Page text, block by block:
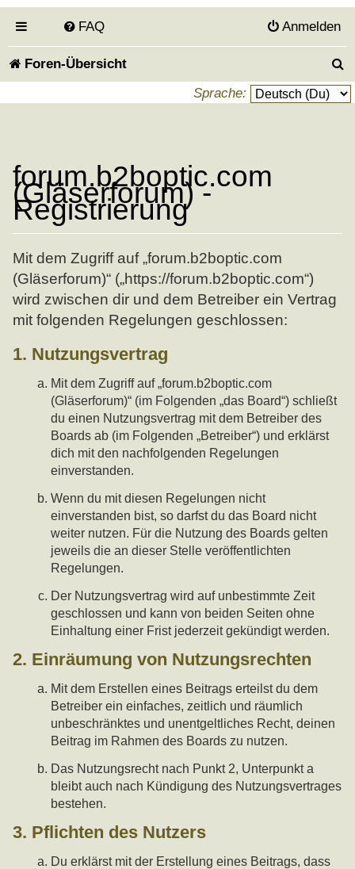
FAQ Anmelden
Foren-Übersicht
u
Sprache:
forum.b2boptic.com
(Gläserforum) -
Registrierung
Mit dem Zugriff auf „forum.b2boptic.com
(Gläserforum)“ („https://forum.b2boptic.com“)
wird zwischen dir und dem Betreiber ein Vertrag
mit folgenden Regelungen geschlossen:
1. Nutzungsvertrag
Mit dem Zugriff auf „forum.b2boptic.com
(Gläserforum)“ (im Folgenden „das Board“) schließt
du einen Nutzungsvertrag mit dem Betreiber des
Boards ab (im Folgenden „Betreiber“) und erklärst
dich mit den nachfolgenden Regelungen
einverstanden.
Wenn du mit diesen Regelungen nicht
einverstanden bist, so darfst du das Board nicht
weiter nutzen. Für die Nutzung des Boards gelten
jeweils die an dieser Stelle veröffentlichten
Regelungen.
Der Nutzungsvertrag wird auf unbestimmte Zeit
geschlossen und kann von beiden Seiten ohne
Einhaltung einer Frist jederzeit gekündigt werden.
2. Einräumung von Nutzungsrechten
Mit dem Erstellen eines Beitrags erteilst du dem
Betreiber ein einfaches, zeitlich und räumlich
unbeschränktes und unentgeltliches Recht, deinen
Beitrag im Rahmen des Boards zu nutzen.
Das Nutzungsrecht nach Punkt 2, Unterpunkt a
bleibt auch nach Kündigung des Nutzungsvertrages
bestehen.
3. Pflichten des Nutzers
Du erklärst mit der Erstellung eines Beitrags, dass